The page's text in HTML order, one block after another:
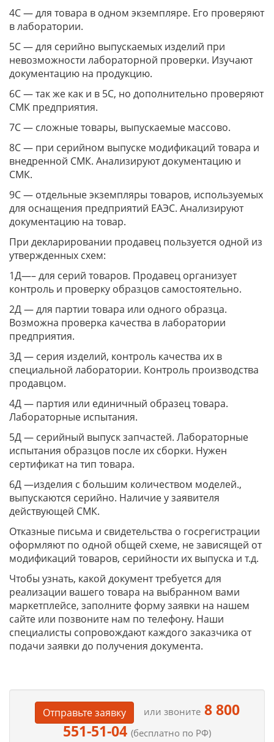
4С — для товара в одном экземпляре. Его проверяют
в лаборатории.
5С — для серийно выпускаемых изделий при
невозможности лабораторной проверки. Изучают
документацию на продукцию.
6С — так же как и в 5С, но дополнительно проверяют
СМК предприятия.
7С — сложные товары, выпускаемые массово.
8С — при серийном выпуске модификаций товара и
внедренной СМК. Анализируют документацию и
СМК.
9С — отдельные экземпляры товаров, используемых
для оснащения предприятий ЕАЭС. Анализируют
документацию на товар.
При декларировании продавец пользуется одной из
утвержденных схем:
1Д—– для серий товаров. Продавец организует
контроль и проверку образцов самостоятельно.
2Д — для партии товара или одного образца.
Возможна проверка качества в лаборатории
предприятия.
3Д — серия изделий, контроль качества их в
специальной лаборатории. Контроль производства
продавцом.
4Д — партия или единичный образец товара.
Лабораторные испытания.
5Д — серийный выпуск запчастей. Лабораторные
испытания образцов после их сборки. Нужен
сертификат на тип товара.
6Д —изделия с большим количеством моделей.,
выпускаются серийно. Наличие у заявителя
действующей СМК.
Отказные письма и свидетельства о госрегистрации
оформляют по одной общей схеме, не зависящей от
модификаций товаров, серийности их выпуска и т.д.
Чтобы узнать, какой документ требуется для
реализации вашего товара на выбранном вами
маркетплейсе, заполните форму заявки на нашем
сайте или позвоните нам по телефону. Наши
специалисты сопровождают каждого заказчика от
подачи заявки до получения документа.
Отправьте заявку или звоните8 800
551-51-04 (бесплатно по РФ)